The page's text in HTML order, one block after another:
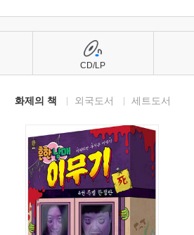
화제의 책 외국도서 세트도서
CD/LP